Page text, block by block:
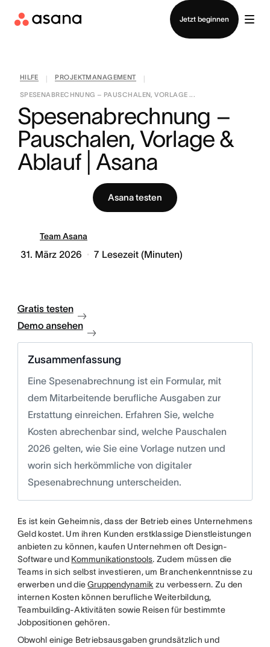
Jetzt beginnen
Vertrieb kontaktieren
HILFE PROJEKTMANAGEMENT
SPESENABRECHNUNG – PAUSCHALEN, VORLAGE ...
Spesenabrechnung –
Pauschalen, Vorlage &
Ablauf | Asana
Asana testen
Team Asana
31. März 2026 7 Lesezeit (Minuten)
Gratis testen
Demo ansehen
Zusammenfassung
Eine Spesenabrechnung ist ein Formular, mit
dem Mitarbeitende berufliche Ausgaben zur
Erstattung einreichen. Erfahren Sie, welche
Kosten abrechenbar sind, welche Pauschalen
2026 gelten, wie Sie eine Vorlage nutzen und
worin sich herkömmliche von digitaler
Spesenabrechnung unterscheiden.
Es ist kein Geheimnis, dass der Betrieb eines Unternehmens
Geld kostet. Um ihren Kunden erstklassige Dienstleistungen
anbieten zu können, kaufen Unternehmen oft Design-
Software und Kommunikationstools. Zudem müssen die
Teams in sich selbst investieren, um Branchenkenntnisse zu
erwerben und dieGruppendynamik zu verbessern. Zu den
internen Kosten können berufliche Weiterbildung,
Teambuilding-Aktivitäten sowie Reisen für bestimmte
Jobpositionen gehören.
Obwohl einige Betriebsausgaben grundsätzlich und